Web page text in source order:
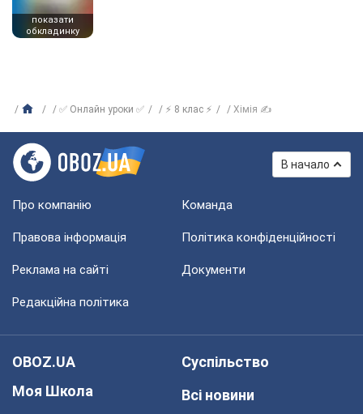
показати
обкладинку
✅ Онлайн уроки ✅ ⚡ 8 клас ⚡ Хімія ✍
В начало
Про компанію Команда
Правова інформація Політика конфіденційності
Реклама на сайті Документи
Редакційна політика
OBOZ.UA
Моя Школа
Суспільство
Всі новини